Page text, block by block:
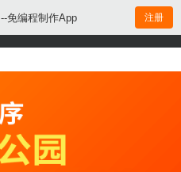
--免编程制作App 注册